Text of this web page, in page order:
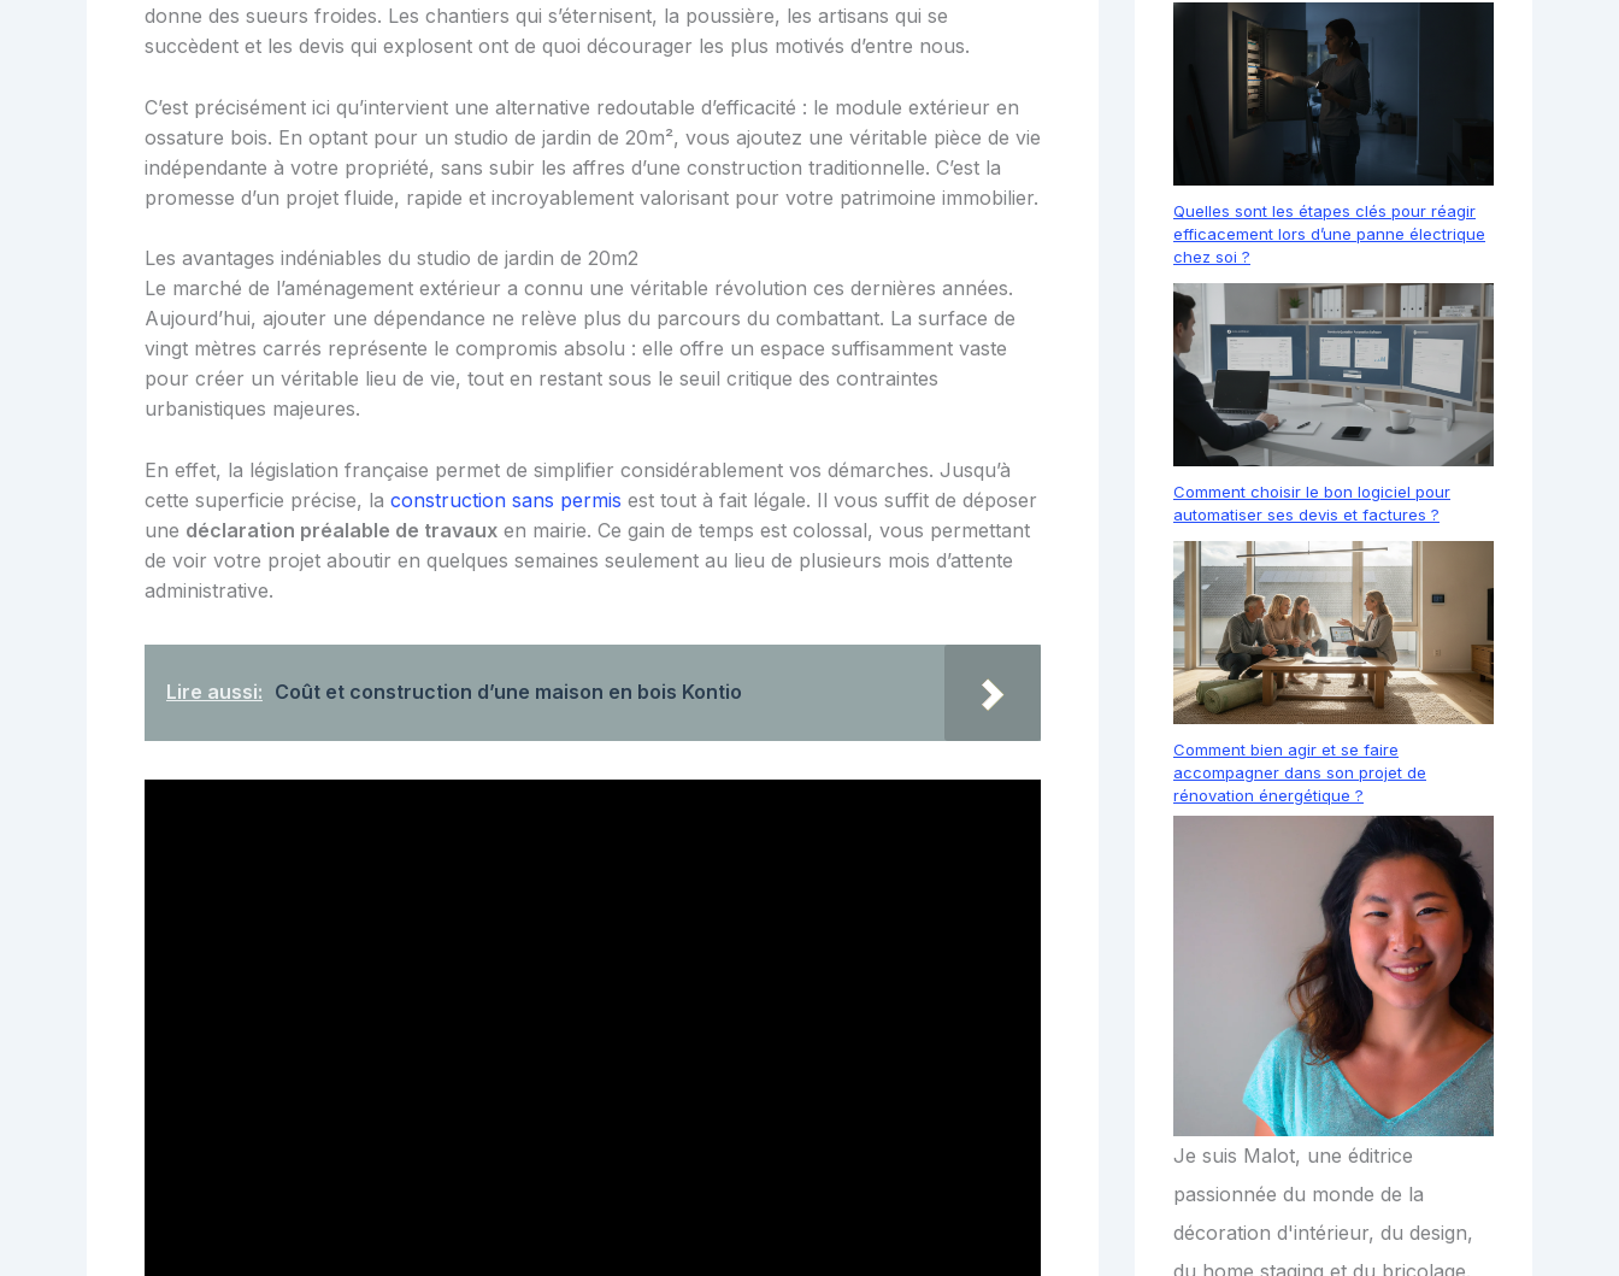
donne des sueurs froides. Les chantiers qui s’éternisent, la poussière, les artisans qui se
succèdent et les devis qui explosent ont de quoi décourager les plus motivés d’entre nous.
C’est précisément ici qu’intervient une alternative redoutable d’efficacité : le module extérieur en
ossature bois. En optant pour un studio de jardin de 20m², vous ajoutez une véritable pièce de vie
indépendante à votre propriété, sans subir les affres d’une construction traditionnelle. C’est la
promesse d’un projet fluide, rapide et incroyablement valorisant pour votre patrimoine immobilier.
Les avantages indéniables du studio de jardin de 20m2
Le marché de l’aménagement extérieur a connu une véritable révolution ces dernières années.
Aujourd’hui, ajouter une dépendance ne relève plus du parcours du combattant. La surface de
vingt mètres carrés représente le compromis absolu : elle offre un espace suffisamment vaste
pour créer un véritable lieu de vie, tout en restant sous le seuil critique des contraintes
urbanistiques majeures.
En effet, la législation française permet de simplifier considérablement vos démarches. Jusqu’à
cette superficie précise, la construction sans permis est tout à fait légale. Il vous suffit de déposer
une déclaration préalable de travaux en mairie. Ce gain de temps est colossal, vous permettant
de voir votre projet aboutir en quelques semaines seulement au lieu de plusieurs mois d’attente
administrative.
Lire aussi: Coût et construction d’une maison en bois Kontio
Quelles sont les étapes clés pour réagir
efficacement lors d’une panne électrique
chez soi ?
Comment choisir le bon logiciel pour
automatiser ses devis et factures ?
Comment bien agir et se faire
accompagner dans son projet de
rénovation énergétique ?
Je suis Malot, une éditrice
passionnée du monde de la
décoration d'intérieur, du design,
du home staging et du bricolage.